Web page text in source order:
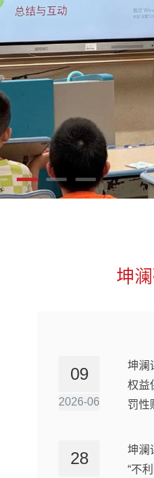
坤
09
2026-06
坤澜
权益
罚性
28
坤澜
“不